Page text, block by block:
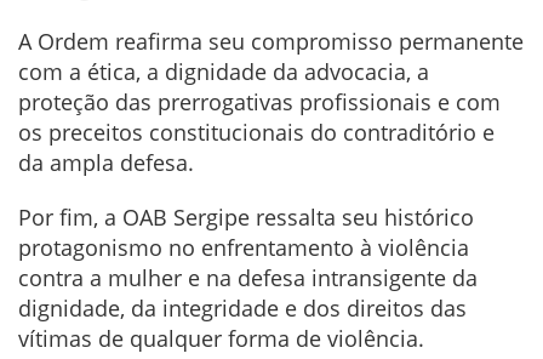
A Ordem reafirma seu compromisso permanente
com a ética, a dignidade da advocacia, a
proteção das prerrogativas profissionais e com
os preceitos constitucionais do contraditório e
da ampla defesa.
Por fim, a OAB Sergipe ressalta seu histórico
protagonismo no enfrentamento à violência
contra a mulher e na defesa intransigente da
dignidade, da integridade e dos direitos das
vítimas de qualquer forma de violência.